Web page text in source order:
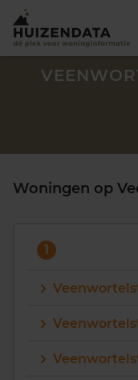
Zoek een woning
Woningen op
1